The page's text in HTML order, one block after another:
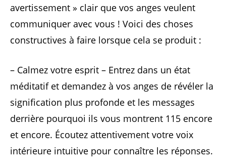
avertissement » clair que vos anges veulent
communiquer avec vous ! Voici des choses
constructives à faire lorsque cela se produit :
– Calmez votre esprit – Entrez dans un état
méditatif et demandez à vos anges de révéler la
signification plus profonde et les messages
derrière pourquoi ils vous montrent 115 encore
et encore. Écoutez attentivement votre voix
intérieure intuitive pour connaître les réponses.